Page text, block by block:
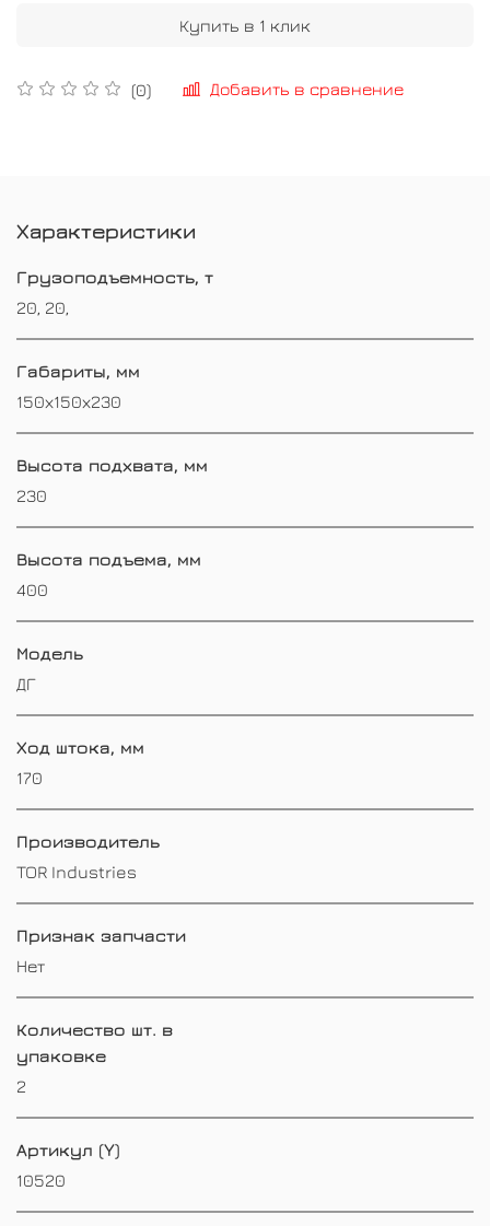
(0) Добавить в сравнение
Купить в 1 клик
Характеристики
Грузоподъемность, т
20, 20,
Габариты, мм
150х150х230
Высота подхвата, мм
230
Высота подъема, мм
400
Модель
ДГ
Ход штока, мм
170
Производитель
TOR Industries
Признак запчасти
Нет
Количество шт. в
упаковке
2
Артикул (Y)
10520